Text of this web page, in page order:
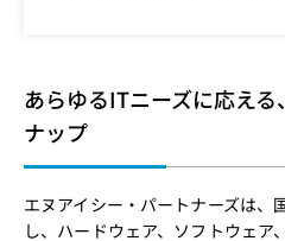
あらゆるITニーズに応え
ナップ
エヌアイシー・パートナーズは、
し、ハードウェア、ソフトウェア